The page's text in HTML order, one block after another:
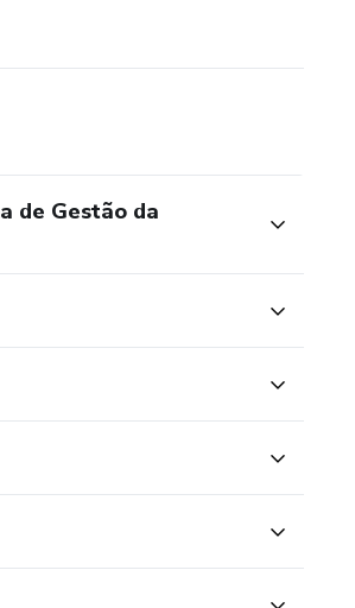
de Gestão da